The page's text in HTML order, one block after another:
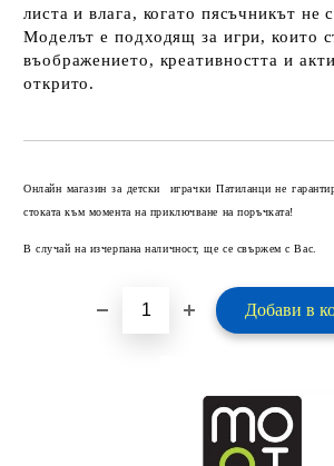
листа и влага, когато пясъчникът не
Моделът е подходящ за игри, които
въображението, креативността и
открито.
Онлайн магазин за детски играчки Патиланци не
стоката към момента на приключване на поръчката!
В случай на изчерпана наличност, ще се свържем с Вас.